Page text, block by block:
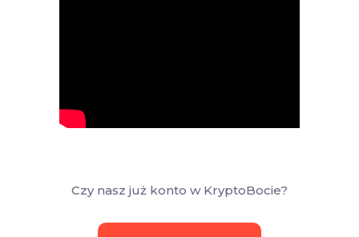
Czy nasz już konto w KryptoBocie?